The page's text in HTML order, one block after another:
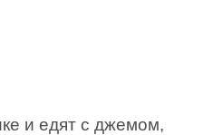
и едят с джемом,